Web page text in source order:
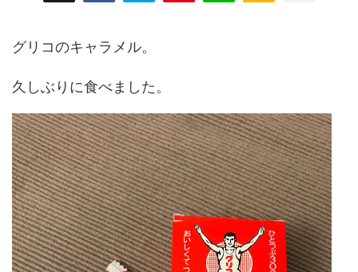
グリコのキャラメル。
久しぶりに食べました。